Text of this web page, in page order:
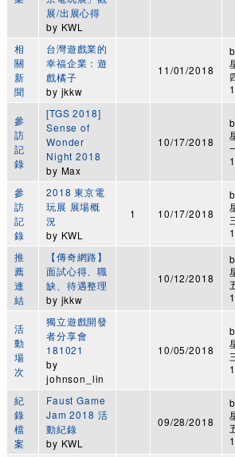
展/出展心得
by KWL
相
關
新
聞
台灣遊戲業的
幸福企業：遊
戲橘子
by jkkw
11/01/2018
參
訪
記
錄
[TGS 2018]
Sense of
Wonder
Night 2018
by Max
10/17/2018
參
訪
記
錄
2018 東京電
玩展 展場概
況
by KWL
1 10/17/2018
推
薦
連
結
【傳奇網路】
面試心得、職
缺、待遇整理
by jkkw
10/12/2018
活
動
場
次
獨立遊戲開發
者分享會
181021
by
johnson_lin
10/05/2018
紀
錄
檔
案
Faust Game
Jam 2018 活
動紀錄
by KWL
09/28/2018